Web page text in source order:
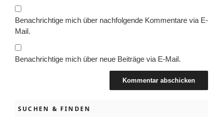
Benachrichtige mich über nachfolgende Kommentare via E-
Mail.
Benachrichtige mich über neue Beiträge via E-Mail.
SUCHEN & FINDEN